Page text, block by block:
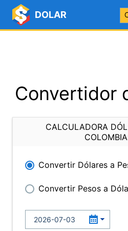
DOLAR
Convertidor
CALCULADORA
Convertir Dólares a
Convertir Pesos a